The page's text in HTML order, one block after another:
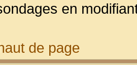
en
de page